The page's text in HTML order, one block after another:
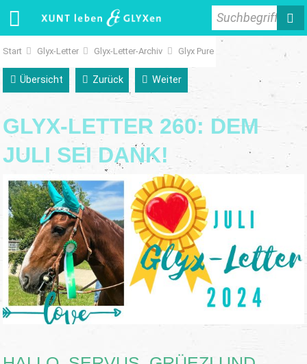
Suchbegriff
Start Glyx-Letter Glyx-Letter-Archiv Glyx Pure
Übersicht Zurück Weiter
GLYX-LETTER 260: DEM
JULI SEI DANK!